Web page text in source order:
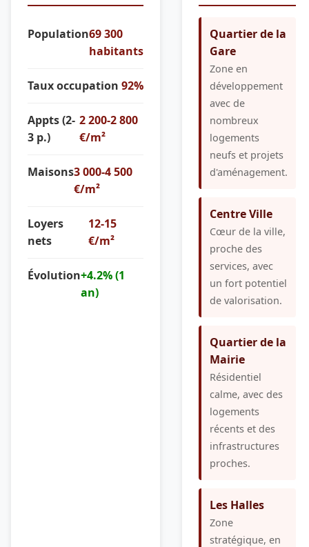
Population69 300
habitants
Taux occupation 92%
Appts (2-
3 p.)
2 200-2 800
€/m²
Maisons3 000-4 500
€/m²
Loyers
nets
12-15
€/m²
Évolution+4.2% (1
an)
Quartier de la
Gare
Zone en
développement
avec de
nombreux
logements
neufs et projets
d'aménagement.
Centre Ville
Cœur de la ville,
proche des
services, avec
un fort potentiel
de valorisation.
Quartier de la
Mairie
Résidentiel
calme, avec des
logements
récents et des
infrastructures
proches.
Les Halles
Zone
stratégique, en